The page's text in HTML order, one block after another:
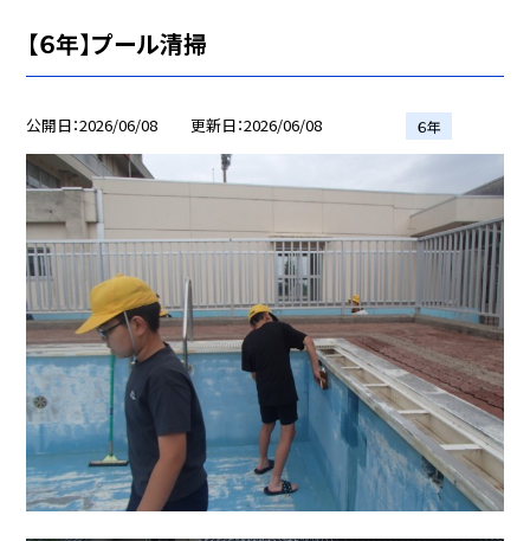
【６年】プール清掃
公開日 2026/06/08 更新日 2026/06/08 ６年